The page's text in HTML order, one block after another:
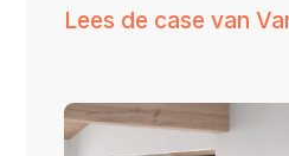
Lees de case van